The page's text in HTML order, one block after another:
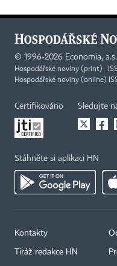
© 1996-2026 Economia, a.s.
Hospodářské noviny (print)
Hospodářské noviny (online)
Certifikováno Sledujte
Stáhněte si aplikaci HN
Kontakty
Tiráž redakce HN